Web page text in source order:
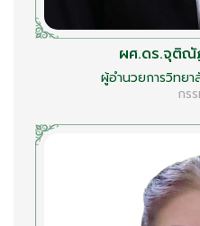
ผศ.ดร.จุติ
ผู้อำนวยการวิทย
กร